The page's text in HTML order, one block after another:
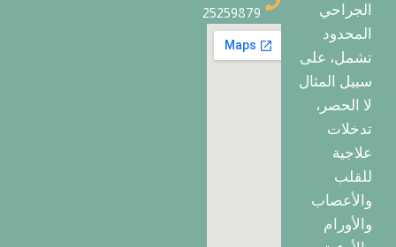
الجراحي
المحدود
تشمل، على
سبيل المثال
لا الحصر،
تدخلات
علاجية
للقلب
والأعصاب
والأورام
25259879